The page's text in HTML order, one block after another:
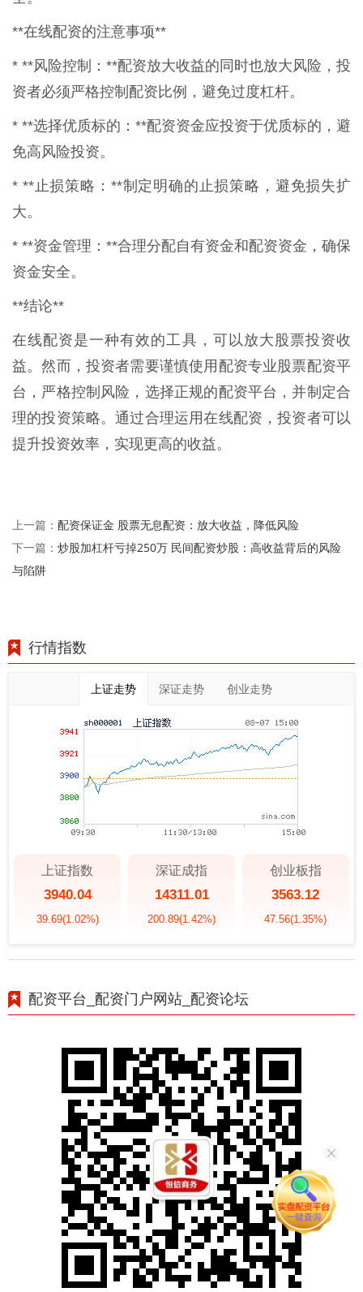
**在线配资的注意事项**
* **风险控制：**配资放大收益的同时也放大风险，投
资者必须严格控制配资比例，避免过度杠杆。
* **选择优质标的：**配资资金应投资于优质标的，避
免高风险投资。
* **止损策略：**制定明确的止损策略，避免损失扩
大。
* **资金管理：**合理分配自有资金和配资资金，确保
资金安全。
**结论**
在线配资是一种有效的工具，可以放大股票投资收
益。然而，投资者需要谨慎使用配资专业股票配资平
台，严格控制风险，选择正规的配资平台，并制定合
理的投资策略。通过合理运用在线配资，投资者可以
提升投资效率，实现更高的收益。
上一篇： 配资保证金 股票无息配资：放大收益，降低风险
下一篇： 炒股加杠杆亏掉250万 民间配资炒股：高收益背后的风险
与陷阱
行情指数
上证走势 深证走势 创业走势
上证指数
3940.04
39.69(1.02%)
深证成指
14311.01
200.89(1.42%)
创业板指
3563.12
47.56(1.35%)
配资平台_配资门户网站_配资论坛